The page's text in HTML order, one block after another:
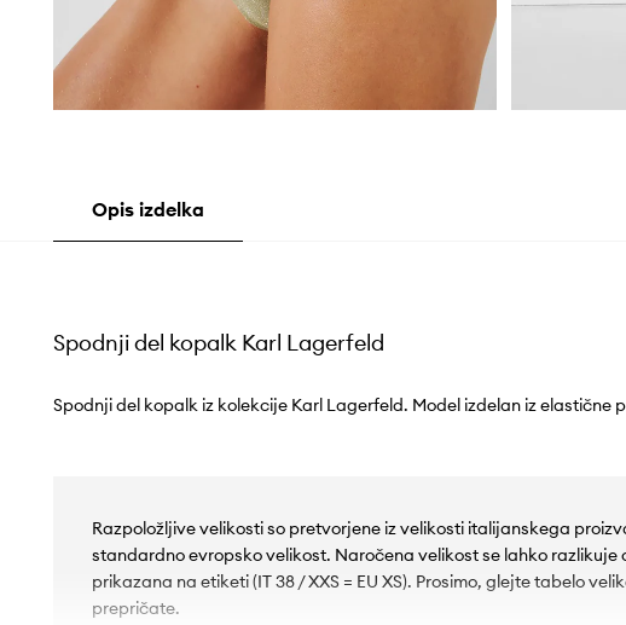
Opis izdelka
Spodnji del kopalk Karl Lagerfeld
Spodnji del kopalk iz kolekcije Karl Lagerfeld. Model izdelan iz elastične
Razpoložljive velikosti so pretvorjene iz velikosti italijanskega
standardno evropsko velikost. Naročena velikost se lahko razlikuje
prikazana na etiketi (IT 38 / XXS = EU XS). Prosimo, glejte tabelo
prepričate.